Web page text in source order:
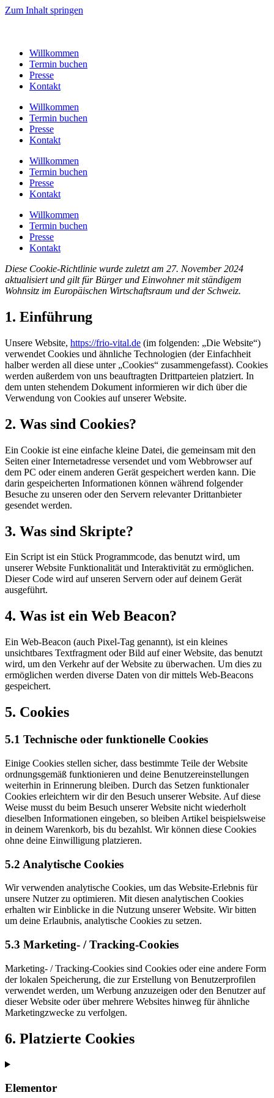
Zum Inhalt springen
Willkommen
Termin buchen
Presse
Kontakt
Willkommen
Termin buchen
Presse
Kontakt
Willkommen
Termin buchen
Presse
Kontakt
Willkommen
Termin buchen
Presse
Kontakt
Diese Cookie-Richtlinie wurde zuletzt am 27. November 2024
aktualisiert und gilt für Bürger und Einwohner mit ständigem
Wohnsitz im Europäischen Wirtschaftsraum und der Schweiz.
1. Einführung
Unsere Website, https://frio-vital.de (im folgenden: „Die Website“)
verwendet Cookies und ähnliche Technologien (der Einfachheit
halber werden all diese unter „Cookies“ zusammengefasst). Cookies
werden außerdem von uns beauftragten Drittparteien platziert. In
dem unten stehendem Dokument informieren wir dich über die
Verwendung von Cookies auf unserer Website.
2. Was sind Cookies?
Ein Cookie ist eine einfache kleine Datei, die gemeinsam mit den
Seiten einer Internetadresse versendet und vom Webbrowser auf
dem PC oder einem anderen Gerät gespeichert werden kann. Die
darin gespeicherten Informationen können während folgender
Besuche zu unseren oder den Servern relevanter Drittanbieter
gesendet werden.
3. Was sind Skripte?
Ein Script ist ein Stück Programmcode, das benutzt wird, um
unserer Website Funktionalität und Interaktivität zu ermöglichen.
Dieser Code wird auf unseren Servern oder auf deinem Gerät
ausgeführt.
4. Was ist ein Web Beacon?
Ein Web-Beacon (auch Pixel-Tag genannt), ist ein kleines
unsichtbares Textfragment oder Bild auf einer Website, das benutzt
wird, um den Verkehr auf der Website zu überwachen. Um dies zu
ermöglichen werden diverse Daten von dir mittels Web-Beacons
gespeichert.
5. Cookies
5.1 Technische oder funktionelle Cookies
Einige Cookies stellen sicher, dass bestimmte Teile der Website
ordnungsgemäß funktionieren und deine Benutzereinstellungen
weiterhin in Erinnerung bleiben. Durch das Setzen funktionaler
Cookies erleichtern wir dir den Besuch unserer Website. Auf diese
Weise musst du beim Besuch unserer Website nicht wiederholt
dieselben Informationen eingeben, so bleiben Artikel beispielsweise
in deinem Warenkorb, bis du bezahlst. Wir können diese Cookies
ohne deine Einwilligung platzieren.
5.2 Analytische Cookies
Wir verwenden analytische Cookies, um das Website-Erlebnis für
unsere Nutzer zu optimieren. Mit diesen analytischen Cookies
erhalten wir Einblicke in die Nutzung unserer Website. Wir bitten
um deine Erlaubnis, analytische Cookies zu setzen.
5.3 Marketing- / Tracking-Cookies
Marketing- / Tracking-Cookies sind Cookies oder eine andere Form
der lokalen Speicherung, die zur Erstellung von Benutzerprofilen
verwendet werden, um Werbung anzuzeigen oder den Benutzer auf
dieser Website oder über mehrere Websites hinweg für ähnliche
Marketingzwecke zu verfolgen.
6. Platzierte Cookies
Elementor